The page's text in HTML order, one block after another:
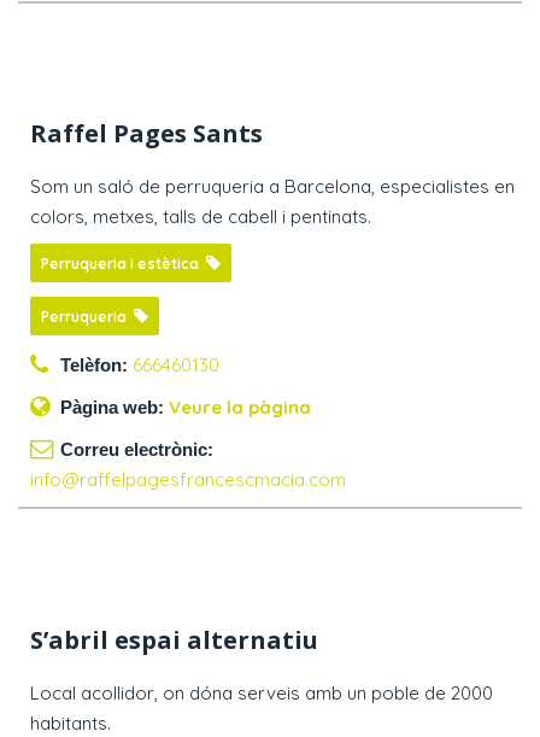
Raffel Pages Sants
Som un saló de perruqueria a Barcelona, especialistes en
colors, metxes, talls de cabell i pentinats.
Perruqueria i estètica
Perruqueria
Telèfon: 666460130
Pàgina web: Veure la pàgina
Correu electrònic:
info@raffelpagesfrancescmacia.com
S’abril espai alternatiu
Local acollidor, on dóna serveis amb un poble de 2000
habitants.